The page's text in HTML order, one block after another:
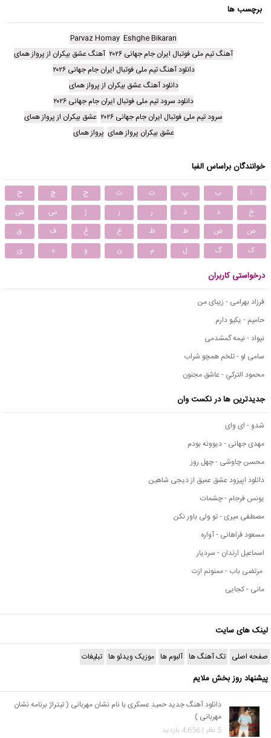
برچسب ها
Eshghe Bikaran
Parvaz Homay
آهنگ تیم ملی فوتبال ایران جام جهانی ۲۰۲۶
آهنگ عشق بیکران از پرواز همای
دانلود آهنگ تیم ملی فوتبال ایران جام جهانی ۲۰۲۶
دانلود آهنگ عشق بیکران از پرواز همای
دانلود سرود تیم ملی فوتبال ایران جام جهانی ۲۰۲۶
سرود تیم ملی فوتبال ایران جام جهانی ۲۰۲۶
عشق بیکران از پرواز همای
عشق بیکران پرواز همای پرواز همای
خوانندگان براساس الفبا
ا ب پ ت ث ج چ
ح
خ
د ذ ر ز ژ س
ش
ص
ض ط ظ ع غ ف
ق
ک
گ ل م ن و ه ی
درخواستی کاربران
فرزاد بهرامی - زیبای من
حامیم - یکیو دارم
نیواد - نیمه گمشدمی
سامی لو - تلخم همچو شراب
محمود التركي - عاشق مجنون
جدیدترین ها در نکست وان
شدو - ای وای
مهدی جهانی - دیوونه بودم
محسن چاوشی - چهل روز
دانلود اپیزود عشق عمیق از دیجی شاهین
یونس فرجام - چشمات
مصطفی میری - تو ولی باور نکن
مسعود فراهانی - آواره
اسماعیل ارندان - سردیار
مرتضی باب - ممنونم ازت
مانی - کجایی
لینک های سایت
صفحه اصلی تک آهنگ ها آلبوم ها موزیک ویدئو ها تبلیغات
پیشنهاد روز بخش ملایم
دانلود آهنگ جدید حمید عسکری با نام نشان مهربانی ( تیتراژ برنامه نشان
مهربانی )
5 نظر | 4,656 بازدید